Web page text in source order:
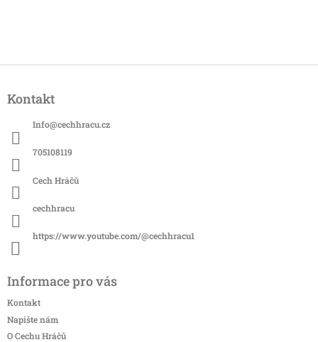
pKontakt
Info@cechhracu.cz
705108119
Cech Hráčů
cechhracu
https://www.youtube.com/@cechhracu1
Informace pro vás
Kontakt
Napište nám
O Cechu Hráčů